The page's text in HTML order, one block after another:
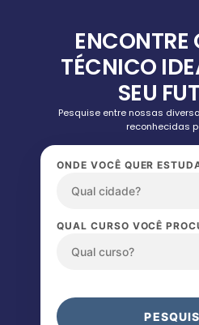
ENCONTRE
TÉCNICO
SEU
Pesquise entre nossas
reconhecidas
ONDE VOCÊ QUER
QUAL CURSO VOCÊ